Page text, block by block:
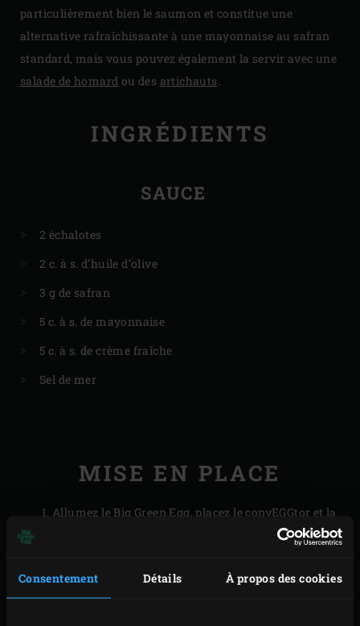
Consentement Détails À propos des cookies
particulièrement bien le saumon et constitue une
alternative rafraîchissante à une mayonnaise au safran
standard, mais vous pouvez également la servir avec une
salade de homard ou des artichauts.
INGRÉDIENTS
SAUCE
2 échalotes
2 c. à s. d’huile d’olive
3 g de safran
5 c. à s. de mayonnaise
5 c. à s. de crème fraîche
Sel de mer
MISE EN PLACE
Allumez le Big Green Egg, placez leconvEGGtor et la
à l’intérieur et faites chauffer à 180 °C. Posez
avant que l’EGG n’arrive à la température souhaitée.
Dans l’intervalle, épluchez et émincez les échalotes.